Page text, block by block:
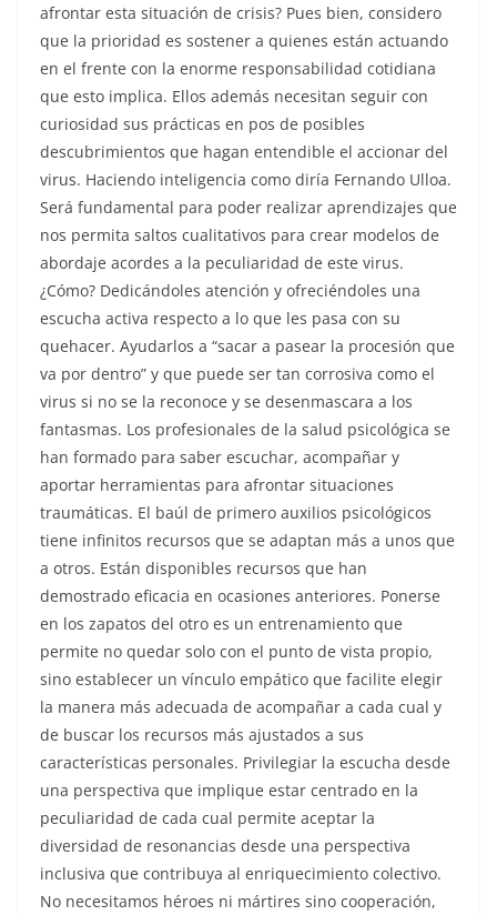
afrontar esta situación de crisis? Pues bien, considero
que la prioridad es sostener a quienes están actuando
en el frente con la enorme responsabilidad cotidiana
que esto implica. Ellos además necesitan seguir con
curiosidad sus prácticas en pos de posibles
descubrimientos que hagan entendible el accionar del
virus. Haciendo inteligencia como diría Fernando Ulloa.
Será fundamental para poder realizar aprendizajes que
nos permita saltos cualitativos para crear modelos de
abordaje acordes a la peculiaridad de este virus.
¿Cómo? Dedicándoles atención y ofreciéndoles una
escucha activa respecto a lo que les pasa con su
quehacer. Ayudarlos a “sacar a pasear la procesión que
va por dentro” y que puede ser tan corrosiva como el
virus si no se la reconoce y se desenmascara a los
fantasmas. Los profesionales de la salud psicológica se
han formado para saber escuchar, acompañar y
aportar herramientas para afrontar situaciones
traumáticas. El baúl de primero auxilios psicológicos
tiene infinitos recursos que se adaptan más a unos que
a otros. Están disponibles recursos que han
demostrado eficacia en ocasiones anteriores. Ponerse
en los zapatos del otro es un entrenamiento que
permite no quedar solo con el punto de vista propio,
sino establecer un vínculo empático que facilite elegir
la manera más adecuada de acompañar a cada cual y
de buscar los recursos más ajustados a sus
características personales. Privilegiar la escucha desde
una perspectiva que implique estar centrado en la
peculiaridad de cada cual permite aceptar la
diversidad de resonancias desde una perspectiva
inclusiva que contribuya al enriquecimiento colectivo.
No necesitamos héroes ni mártires sino cooperación,